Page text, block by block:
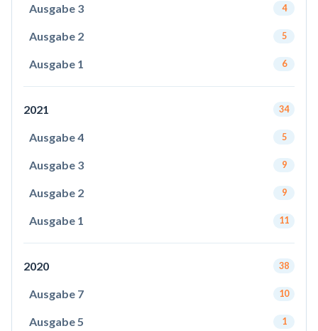
Ausgabe 3 4
Ausgabe 2 5
Ausgabe 1 6
2021 34
Ausgabe 4 5
Ausgabe 3 9
Ausgabe 2 9
Ausgabe 1 11
2020 38
Ausgabe 7 10
Ausgabe 5 1